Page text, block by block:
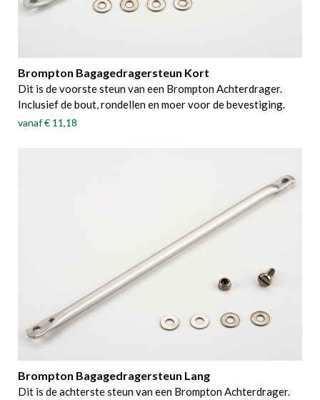
Brompton Bagagedragersteun Kort
Dit is de voorste steun van een Brompton Achterdrager.
Inclusief de bout, rondellen en moer voor de bevestiging.
vanaf€ 11,18
Brompton Bagagedragersteun Lang
Dit is de achterste steun van een Brompton Achterdrager.